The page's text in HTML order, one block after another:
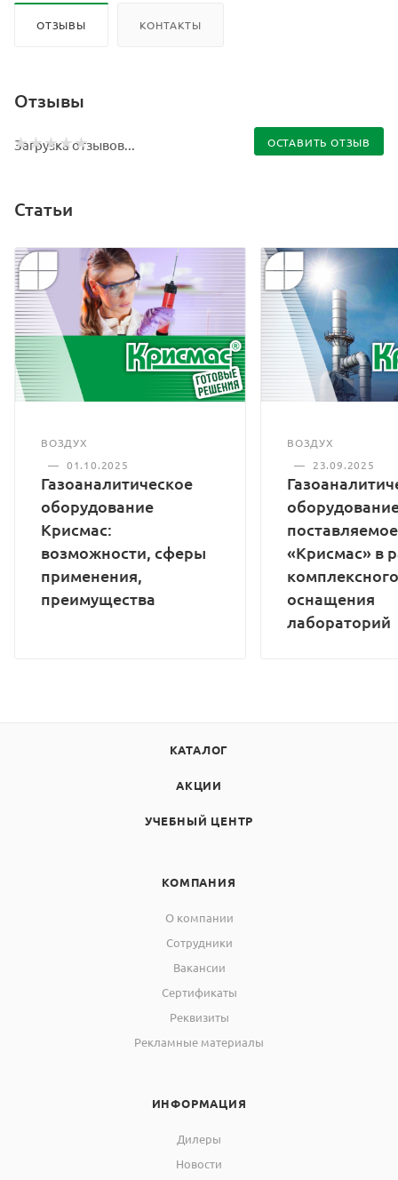
ОТЗЫВЫ КОНТАКТЫ
Отзывы
ОСТАВИТЬ ОТЗЫВ
Загрузка отзывов...
Статьи
ВОЗДУХ
— 01.10.2025
Газоаналитическое
оборудование
Крисмас:
возможности, сферы
применения,
преимущества
ВОЗДУХ
—
23.09.2025
«Крисмас» в
комплексного
оснащения
лабораторий
КАТАЛОГ
АКЦИИ
УЧЕБНЫЙ ЦЕНТР
КОМПАНИЯ
О компании
Сотрудники
Вакансии
Сертификаты
Реквизиты
Рекламные материалы
ИНФОРМАЦИЯ
Дилеры
Новости